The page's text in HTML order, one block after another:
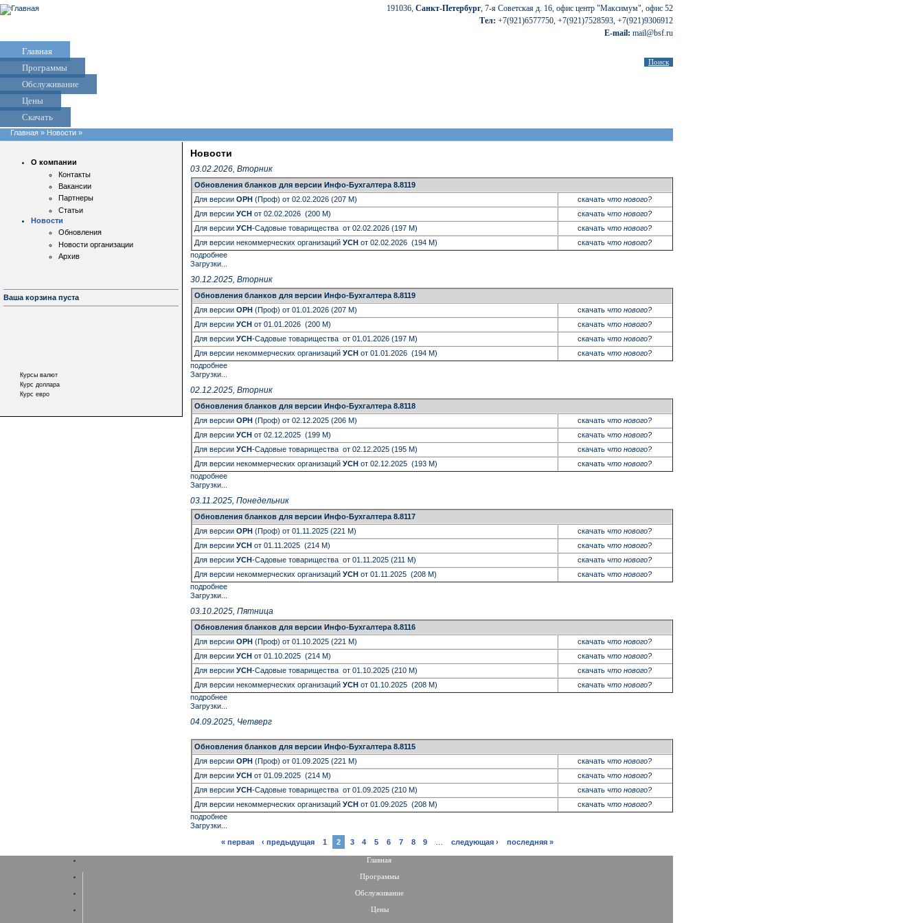
191036, Санкт-Петербург, 7-я Советская д. 16, офис центр "Максимум", офис 52
Тел: +7(921)6577750, +7(921)7528593, +7(921)9306912
E-mail: mail@bsf.ru
Главная
Программы
Обслуживание
Цены
Скачать
Главная » Новости »
Новости
03.02.2026, Вторник
Обновления бланков для версии Инфо-Бухгалтера 8.8119
Для версии ОРН(Проф) от 02.02.2026 (207 M) скачать что нового?
Для версии УСНот 02.02.2026 (200 M) скачать что нового?
Для версии УСН-Садовые товарищества от 02.02.2026 (197 M) скачать что нового?
Для версии некоммерческих организаций УСН от 02.02.2026 (194 M) скачать что нового?
подробнее
Загрузки...
30.12.2025, Вторник
Обновления бланков для версии Инфо-Бухгалтера 8.8119
Для версии ОРН(Проф) от 01.01.2026 (207 M) скачать что нового?
Для версии УСНот 01.01.2026 (200 M) скачать что нового?
Для версии УСН-Садовые товарищества от 01.01.2026 (197 M) скачать что нового?
Для версии некоммерческих организаций УСН от 01.01.2026 (194 M) скачать что нового?
подробнее
Загрузки...
02.12.2025, Вторник
Обновления бланков для версии Инфо-Бухгалтера 8.8118
Для версии ОРН(Проф) от 02.12.2025 (206 M) скачать что нового?
Для версии УСНот 02.12.2025 (199 M) скачать что нового?
Для версии УСН-Садовые товарищества от 02.12.2025 (195 M) скачать что нового?
Для версии некоммерческих организаций УСН от 02.12.2025 (193 M) скачать что нового?
подробнее
Загрузки...
03.11.2025, Понедельник
Обновления бланков для версии Инфо-Бухгалтера 8.8117
Для версии ОРН(Проф) от 01.11.2025 (221 M) скачать что нового?
Для версии УСНот 01.11.2025 (214 M) скачать что нового?
Для версии УСН-Садовые товарищества от 01.11.2025 (211 M) скачать что нового?
Для версии некоммерческих организаций УСН от 01.11.2025 (208 M) скачать что нового?
подробнее
Загрузки...
03.10.2025, Пятница
Обновления бланков для версии Инфо-Бухгалтера 8.8116
Для версии ОРН(Проф) от 01.10.2025 (221 M) скачать что нового?
Для версии УСНот 01.10.2025 (214 M) скачать что нового?
Для версии УСН-Садовые товарищества от 01.10.2025 (210 M) скачать что нового?
Для версии некоммерческих организаций УСН от 01.10.2025 (208 M) скачать что нового?
подробнее
Загрузки...
04.09.2025, Четверг
Обновления бланков для версии Инфо-Бухгалтера 8.8115
Для версии ОРН(Проф) от 01.09.2025 (221 M) скачать что нового?
Для версии УСНот 01.09.2025 (214 M) скачать что нового?
Для версии УСН-Садовые товарищества от 01.09.2025 (210 M) скачать что нового?
Для версии некоммерческих организаций УСН от 01.09.2025 (208 M) скачать что нового?
подробнее
Загрузки...
« первая
‹ предыдущая 1 2 3 4 5 6 7 8 9 следующая › последняя »
О компании
Контакты
Вакансии
Партнеры
Статьи
Новости
Обновления
Новости организации
Архив
Ваша корзина пуста
Курсы валют
Курс доллара
Курс евро
Главная
Программы
Обслуживание
Цены